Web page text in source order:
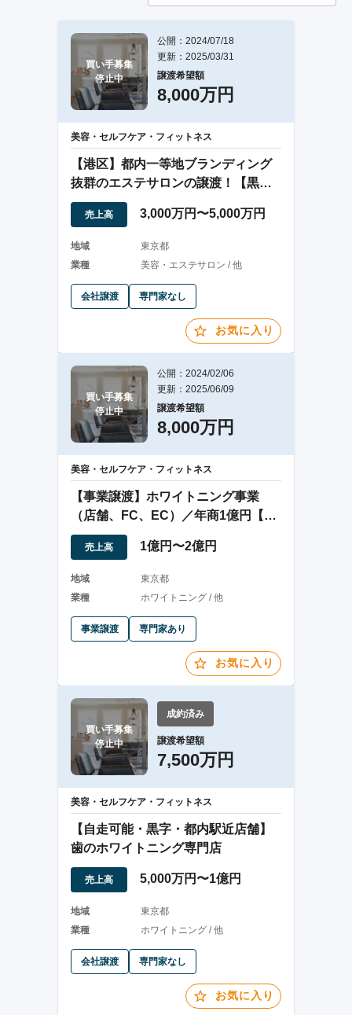
買い手募集
停止中
公開：2024/07/18
更新：2025/03/31
譲渡希望額
8,000万円
美容・セルフケア・フィットネス
【港区】都内一等地ブランディング
抜群のエステサロンの譲渡！【黒字
運営】
売上高 3,000万円〜5,000万円
地域
東京都
業種
美容・エステサロン / 他
会社譲渡 専門家なし
お気に入り
買い手募集
停止中
公開：2024/02/06
更新：2025/06/09
譲渡希望額
8,000万円
美容・セルフケア・フィットネス
【事業譲渡】ホワイトニング事業
（店舗、FC、EC）／年商1億円【利
益率40%】
売上高 1億円〜2億円
地域
東京都
業種
ホワイトニング / 他
事業譲渡 専門家あり
お気に入り
買い手募集
停止中
成約済み
譲渡希望額
7,500万円
美容・セルフケア・フィットネス
【自走可能・黒字・都内駅近店舗】
歯のホワイトニング専門店
売上高 5,000万円〜1億円
地域
東京都
業種
ホワイトニング / 他
会社譲渡 専門家なし
お気に入り